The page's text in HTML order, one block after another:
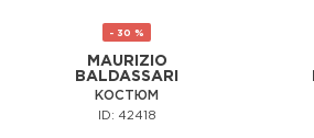
- 30 %
MAURIZIO
BALDASSARI
КОСТЮМ
ID: 42418